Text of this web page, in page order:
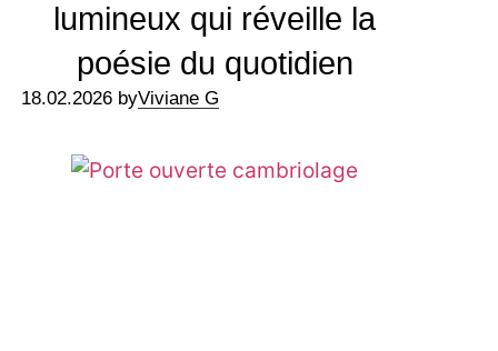
lumineux qui réveille la
poésie du quotidien
18.02.2026 byViviane G